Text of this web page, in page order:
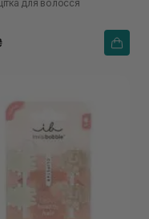
для волосся